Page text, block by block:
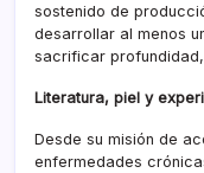
sostenido de
desarrollar al menos
sacrificar
Literatura, piel y
Desde su misión de
enfermedades